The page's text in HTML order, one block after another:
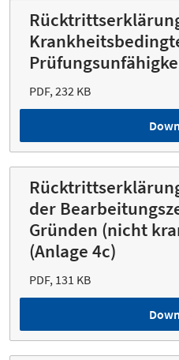
PDF, 232 KB
der
Gründen (nicht
(Anlage 4c)
PDF, 131 KB